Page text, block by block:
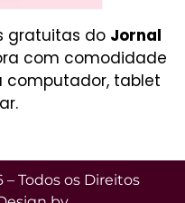
gratuitas do Jornal
com comodidade
computador, tablet
Todos os Direitos